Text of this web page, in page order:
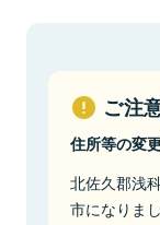
ご注
住所等の変
北佐久郡浅
市になりま